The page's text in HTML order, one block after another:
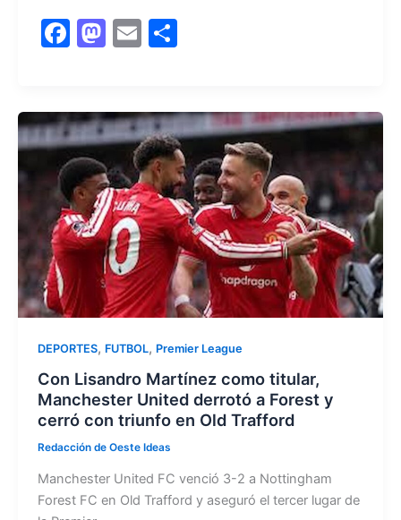
F
e
b
o
o
k
M
o
d
o
n
E
l
C
p
ar
tir
DEPORTES, FUTBOL, Premier League
Con Lisandro Martínez como titular,
Manchester United derrotó a Forest y
cerró con triunfo en Old Trafford
Redacción de Oeste Ideas
Manchester United FC venció 3-2 a Nottingham
Forest FC en Old Trafford y aseguró el tercer lugar de